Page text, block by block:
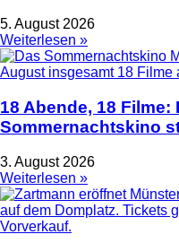
5. August 2026
Weiterlesen »
18 Abende, 18 Filme:
Sommernachtskino
3. August 2026
Weiterlesen »